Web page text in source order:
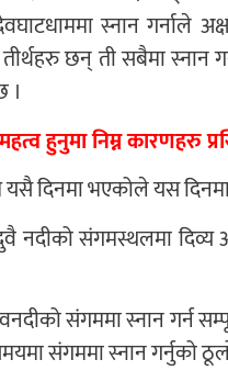
स्नान गर्नाले
तीर्थहरु छन् ती सबैमा
।
हुनुमा निम्न कारणहरु
यसै दिनमा भएकोले यस
दुवै नदीको संगमस्थलमा
संगममा स्नान गर्न
संगममा स्नान गर्नुको